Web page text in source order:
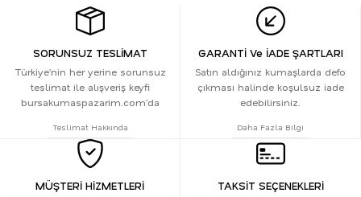
SORUNSUZ TESLİMAT
Türkiye’nin her yerine sorunsuz
teslimat ile alışveriş keyfi
bursakumaspazarim.com’da
Teslimat Hakkında
GARANTİ Ve İADE ŞARTLARI
Satın aldığınız kumaşlarda defo
çıkması halinde koşulsuz iade
edebilirsiniz.
Daha Fazla Bilgi
MÜŞTERİ HİZMETLERİ TAKSİT SEÇENEKLERİ